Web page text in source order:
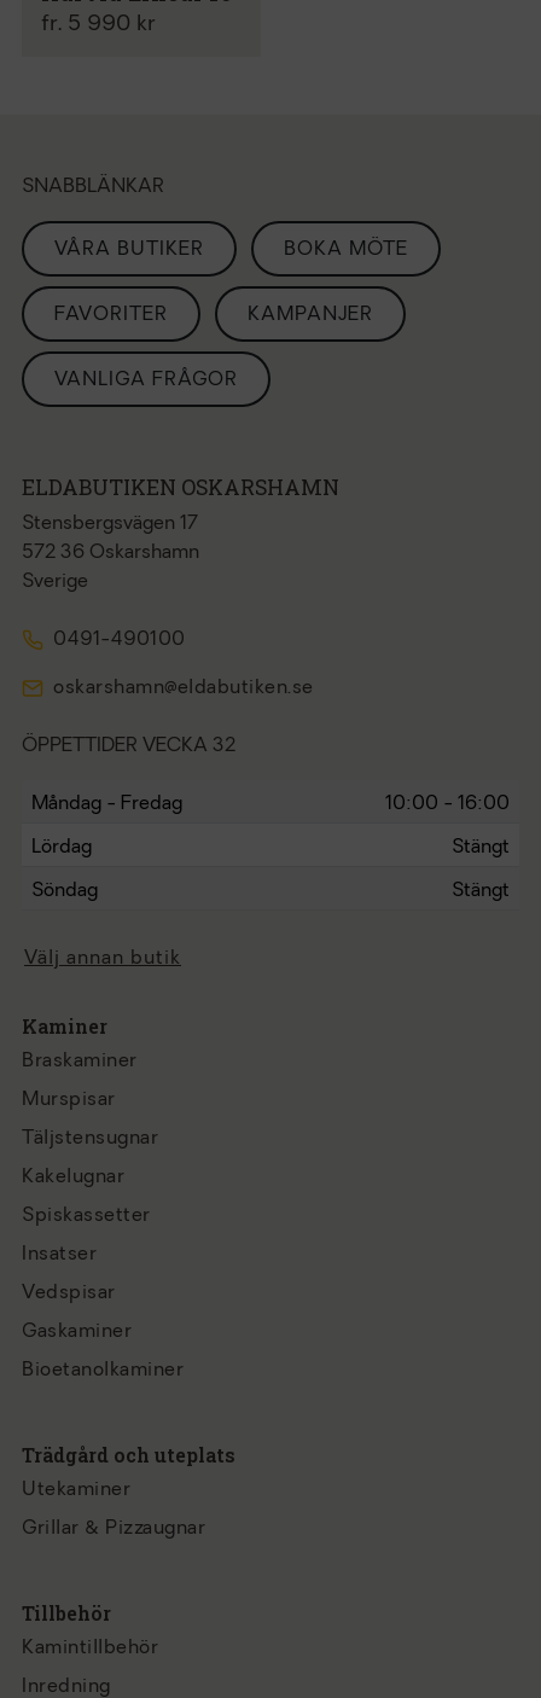
fr. 5 990 kr
SNABBLÄNKAR
VÅRA BUTIKER BOKA MÖTE
FAVORITER KAMPANJER
VANLIGA FRÅGOR
ELDABUTIKEN OSKARSHAMN
Stensbergsvägen 17
572 36 Oskarshamn
Sverige
0491-490100
oskarshamn@eldabutiken.se
ÖPPETTIDER VECKA 32
Måndag - Fredag 10:00 - 16:00
Lördag Stängt
Söndag Stängt
Välj annan butik
Kaminer
Braskaminer
Murspisar
Täljstensugnar
Kakelugnar
Spiskassetter
Insatser
Vedspisar
Gaskaminer
Bioetanolkaminer
Trädgård och uteplats
Utekaminer
Grillar & Pizzaugnar
Tillbehör
Kamintillbehör
Inredning